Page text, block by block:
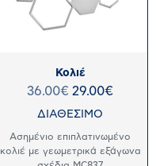
Κολιέ
36.00€ 29.00€
ΔΙΑΘΕΣΙΜΟ
Ασημένιο επιπλατινωμένο
κολιέ με γεωμετρικά εξάγωνα